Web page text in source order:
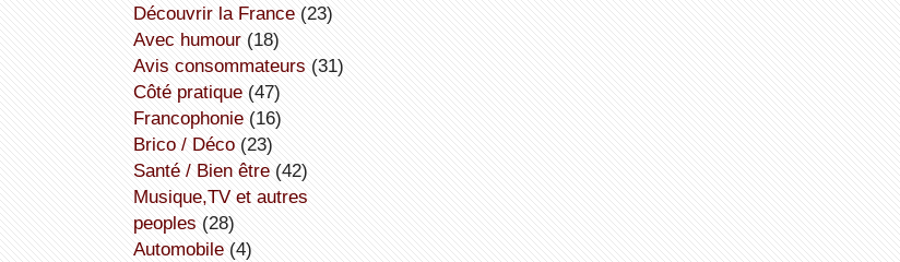
découvrir la France(23)
avec humour(18)
avis consommateurs (31)
côté pratique(47)
Francophonie(16)
Brico / Déco(23)
Santé / Bien être(42)
Musique,TV et autres
peoples (28)
Automobile(4)